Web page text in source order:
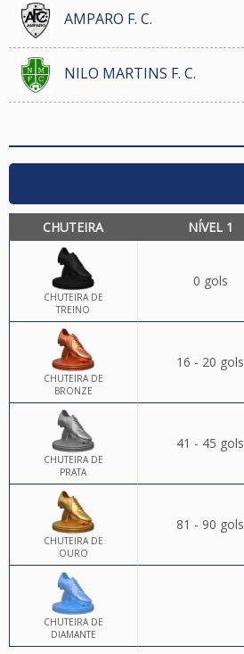
AMPARO F. C.
NILO MARTINS F. C.
CHUTEIRA NÍVEL 1
CHUTEIRA DE
TREINO
0 gols
CHUTEIRA DE
BRONZE
16 - 20 gols
CHUTEIRA DE
PRATA
41 - 45 gols
CHUTEIRA DE
OURO
81 - 90 gols
CHUTEIRA DE
DIAMANTE